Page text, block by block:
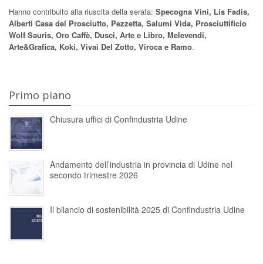
Hanno contribuito alla riuscita della serata: Specogna Vini, Lis Fadis,
Alberti Casa del Prosciutto, Pezzetta, Salumi Vida, Prosciuttificio
Wolf Sauris, Oro Caffè, Dusci, Arte e Libro, Melevendi,
Arte&Grafica, Koki, Vivai Del Zotto, Viroca e Ramo.
Primo piano
Chiusura uffici di Confindustria Udine
Andamento dell’industria in provincia di Udine nel
secondo trimestre 2026
Il bilancio di sostenibilità 2025 di Confindustria Udine